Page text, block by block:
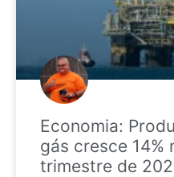
Economia:
gás cresce 14%
trimestre de